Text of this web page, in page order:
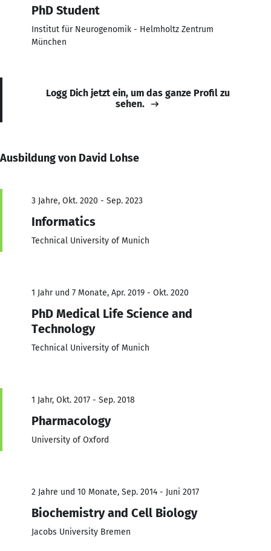
PhD Student
Institut für Neurogenomik - Helmholtz Zentrum
München
Logg Dich jetzt ein, um das ganze Profil zu
sehen.
Ausbildung von David Lohse
3 Jahre, Okt. 2020 - Sep. 2023
Informatics
Technical University of Munich
1 Jahr und 7 Monate, Apr. 2019 - Okt. 2020
PhD Medical Life Science and
Technology
Technical University of Munich
1 Jahr, Okt. 2017 - Sep. 2018
Pharmacology
University of Oxford
2 Jahre und 10 Monate, Sep. 2014 - Juni 2017
Biochemistry and Cell Biology
Jacobs University Bremen